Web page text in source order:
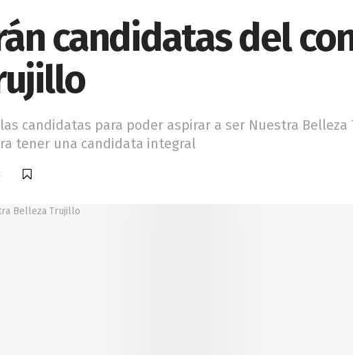
candidatas del
candidatas para poder aspirar a ser Nuestra
tener una candidata integral